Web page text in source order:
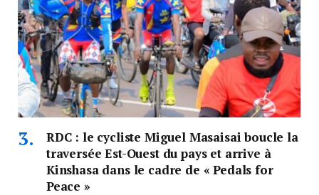
RDC : le cycliste Miguel Masaisai boucle la
traversée Est-Ouest du pays et arrive à
Kinshasa dans le cadre de « Pedals for
Peace »